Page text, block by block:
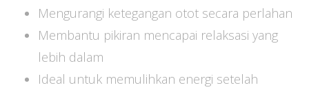
Mengurangi ketegangan otot secara perlahan
Membantu pikiran mencapai relaksasi yang
lebih dalam
Ideal untuk memulihkan energi setelah